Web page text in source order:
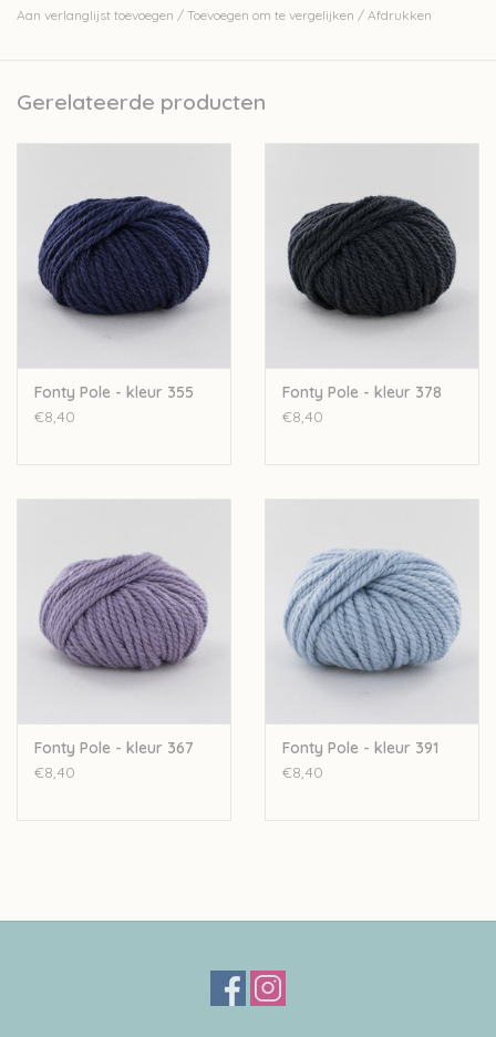
door bijvoorbeeld te werken met een ecologisch
waterzuiveringsinstallatie. Er wordt met personeel uit de regio
Fonty besteedt veel aandacht aan transparantie. Elk product
heeft op zijn label een QR code, hierop vind je alle info over het
productieproces en de oorsprong van de grondstoffen.
De garens van Fonty worden gekleurd op strengen, wat zorgt
dat de kleur dieper in het garen dringt en langer zijn kleur
Nld: 7-8mm
50gr-50m
Let op: de kleur op beeld kan afwijken van de werkelijke kleur.
Aan verlanglijst toevoegen / Toevoegen om te vergelijken / Afdrukken
Gerelateerde producten
Fonty Pole - kleur 355
€8,40
Fonty Pole - kleur 378
€8,40
Fonty Pole - kleur 367
€8,40
Fonty Pole - kleur 391
€8,40